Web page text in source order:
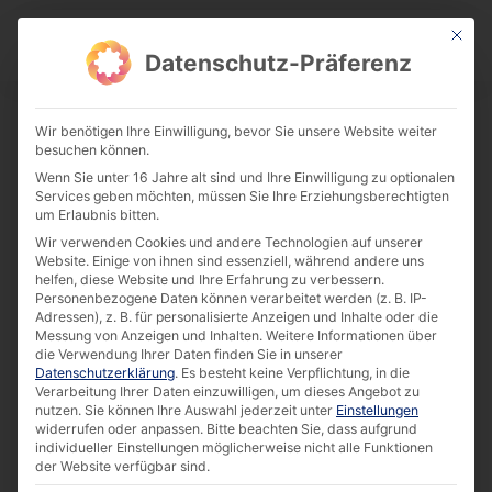
Download Center
Success Story: Ticketing Kiosk at AMC
Theatres [EN]
Download
11531 downloads
303.46 KB
This
Datenschutz-Präferenz
Wir benötigen Ihre Einwilligung, bevor Sie unsere Website weiter
besuchen können.
Wenn Sie unter 16 Jahre alt sind und Ihre Einwilligung zu optionalen
Services geben möchten, müssen Sie Ihre Erziehungsberechtigten
um Erlaubnis bitten.
Wir verwenden Cookies und andere Technologien auf unserer
Website. Einige von ihnen sind essenziell, während andere uns
helfen, diese Website und Ihre Erfahrung zu verbessern.
Personenbezogene Daten können verarbeitet werden (z. B. IP-
Adressen), z. B. für personalisierte Anzeigen und Inhalte oder die
Messung von Anzeigen und Inhalten. Weitere Informationen über
die Verwendung Ihrer Daten finden Sie in unserer
Datenschutzerklärung. Es besteht keine Verpflichtung, in die
Verarbeitung Ihrer Daten einzuwilligen, um dieses Angebot zu
nutzen. Sie können Ihre Auswahl jederzeit unter Einstellungen
widerrufen oder anpassen. Bitte beachten Sie, dass aufgrund
individueller Einstellungen möglicherweise nicht alle Funktionen
der Website verfügbar sind.